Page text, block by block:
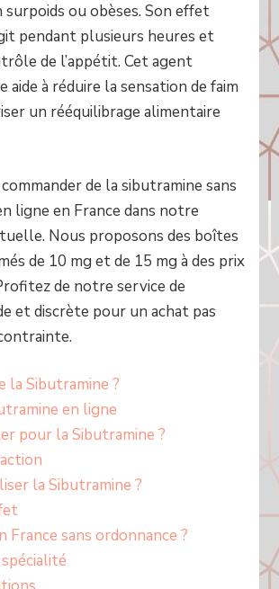
surpoids ou obèses. Son effet
pendant plusieurs heures et
de l’appétit. Cet agent
aide à réduire la sensation de faim
un rééquilibrage alimentaire
de la sibutramine sans
ligne en France dans notre
Nous proposons des boîtes
de 10 mg et de 15 mg à des prix
de notre service de
et discrète pour un achat pas
la Sibutramine ?
en ligne
pour la Sibutramine ?
la Sibutramine ?
France sans ordonnance ?